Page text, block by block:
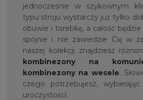
jednocześnie w szykownym
typu stroju wystarczy już tylko
obuwie i torebkę, a całość
spójnie i nie zawiedzie Cię w
naszej kolekcji znajdziesz
kombinezony na
kombinezony na wesele.
czego potrzebujesz,
uroczystości.